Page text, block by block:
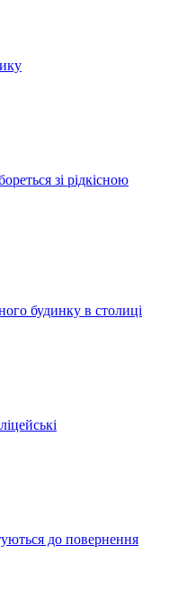
зі рідкісною
будинку в столиці
до повернення